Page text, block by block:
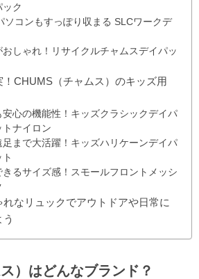
ク
ソコンもすっぽり収まる SLCワークデ
おしゃれ！リサイクルチャムスデイパッ
CHUMS（チャムス）のキッズ用
安心の機能性！キッズクラシックデイパ
トナイロン
まで大活躍！キッズハリケーンデイパ
きるサイズ感！スモールフロントメッシ
なリュックでアウトドアや日常に
）はどんなブランド？